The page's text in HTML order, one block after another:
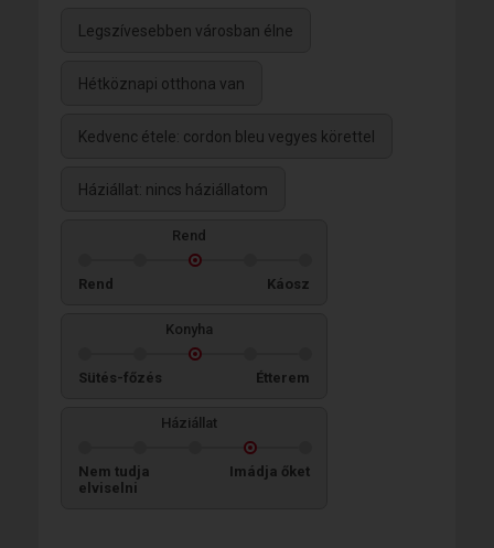
Legszívesebben városban élne
Hétköznapi otthona van
Kedvenc étele: cordon bleu vegyes körettel
Háziállat: nincs háziállatom
Rend
Rend Káosz
Konyha
Sütés-főzés Étterem
Háziállat
Nem tudja
elviselni
Imádja őket